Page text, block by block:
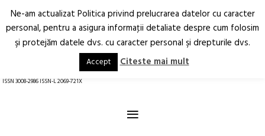
Arhitectură.
Oraș.
RO EN
ISSN 3008-2986 ISSN-L 2069-721X
≡
Ne-am actualizat Politica privind prelucrarea datelor cu caracter
personal, pentru a asigura informaţii detaliate despre cum folosim
şi protejăm datele dvs. cu caracter personal şi drepturile dvs.
Accept Citeste mai mult